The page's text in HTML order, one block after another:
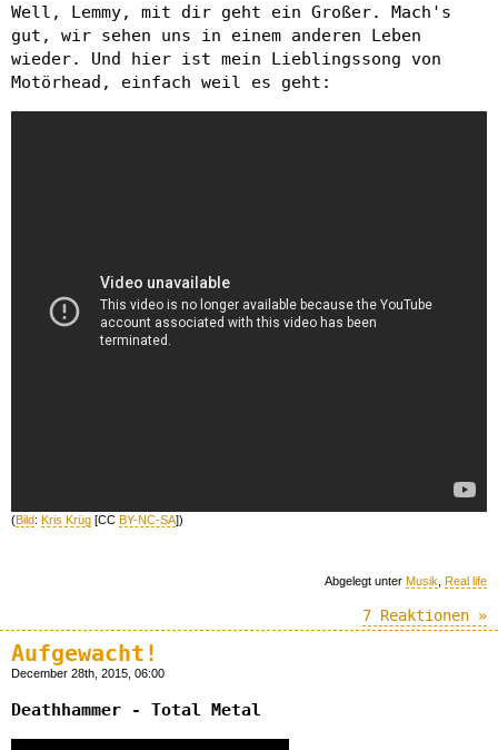
Well, Lemmy, mit dir geht ein Großer. Mach's
gut, wir sehen uns in einem anderen Leben
wieder. Und hier ist mein Lieblingssong von
Motörhead, einfach weil es geht:
(Bild: Kris Krüg [CC BY-NC-SA])
Abgelegt unter Musik Real life
7 Reaktionen »
Aufgewacht!
December 28th, 2015, 06:00
Deathhammer - Total Metal